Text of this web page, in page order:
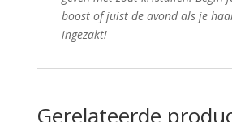
boost of juist de avond als je
ingezakt!
Gerelateerde